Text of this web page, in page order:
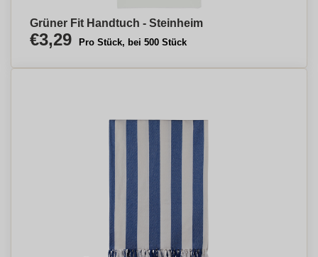
Grüner Fit Handtuch - Steinheim
€3,29 Pro Stück, bei 500 Stück